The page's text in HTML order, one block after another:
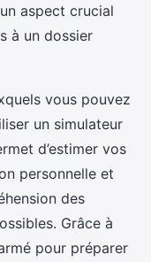
aspect crucial
à un dossier
vous pouvez
un simulateur
d’estimer vos
personnelle et
des
Grâce à
pour préparer